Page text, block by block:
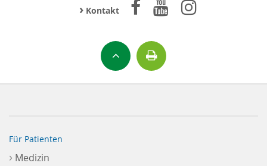
› Kontakt
Für Patienten
› Medizin